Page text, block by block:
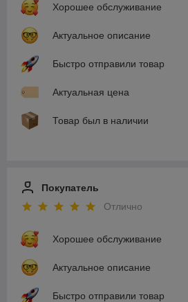
Хорошее обслуживание
Актуальное описание
Быстро отправили товар
Актуальная цена
Товар был в наличии
Покупатель
Отлично
Хорошее обслуживание
Актуальное описание
Быстро отправили товар